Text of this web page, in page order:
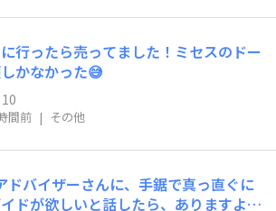
行ったら売ってました！ミセスのドー
かなかった😅
10
間前 | その他
ドバイザーさんに、手鋸で真っ直ぐに
ドが欲しいと話したら、ありますよ！